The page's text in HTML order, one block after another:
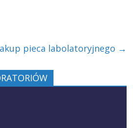
pieca labolatoryjnego →